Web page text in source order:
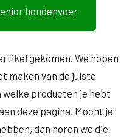
hondenvoer
gekomen. We hopen
maken van de juiste
welke producten je hebt
deze pagina. Mocht je
dan horen we die